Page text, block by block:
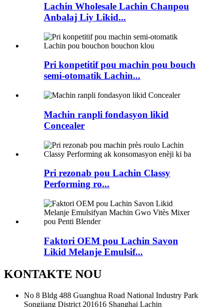
Lachin Wholesale Lachin Chanpou
Anbalaj Liy Likid...
Pri konpetitif pou machin pou bouch
semi-otomatik Lachin...
Machin ranpli fondasyon likid
Concealer
Pri rezonab pou Lachin Classy
Performing ro...
Faktori OEM pou Lachin Savon
Likid Melanje Emulsif...
KONTAKTE NOU
No 8 Bldg 488 Guanghua Road National Industry Park
Songjiang District 201616 Shanghai Lachin